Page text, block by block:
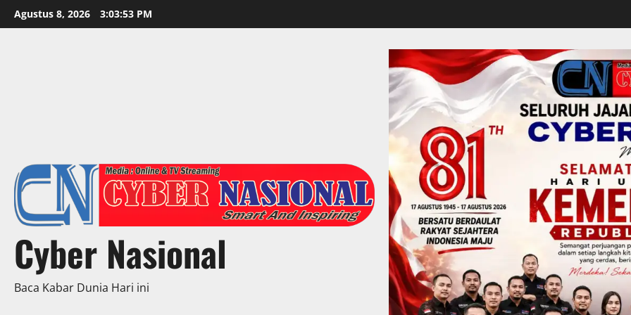
Skip
to
Agustus 8, 2026 3:03:55 PM
Cyber Nasional
Baca Kabar Dunia Hari ini